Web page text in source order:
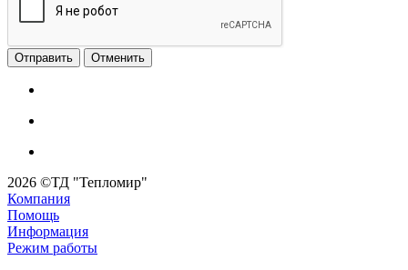
Отменить
2026 ©ТД "Тепломир"
Компания
Помощь
Информация
Режим работы